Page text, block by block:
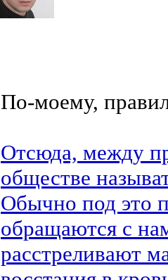
По-моему,
Отсюда, между
обществе
Обычно под это
обращаются с
расстреливают